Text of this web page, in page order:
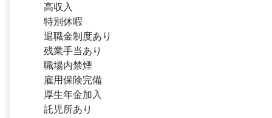
高収入
特別休暇
退職金制度あり
残業手当あり
職場内禁煙
雇用保険完備
厚生年金加入
託児所あり